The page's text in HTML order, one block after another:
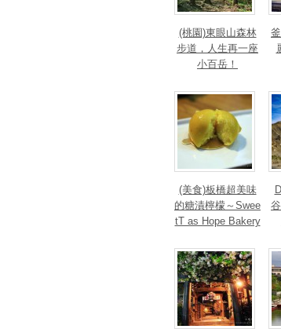
(桃園)東眼山森林
步道，人生再一座
小百岳！
(美食)板橋超美味
的糖漬檸檬～Swee
tT as Hope Bakery